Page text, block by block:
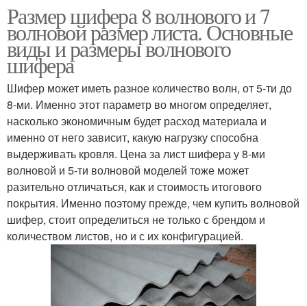
Размер шифера 8 волнового и 7
волновой размер листа. Основные
виды и размеры волнового
шифера
Шифер может иметь разное количество волн, от 5-ти до
8-ми. Именно этот параметр во многом определяет,
насколько экономичным будет расход материала и
именно от него зависит, какую нагрузку способна
выдерживать кровля. Цена за лист шифера у 8-ми
волновой и 5-ти волновой моделей тоже может
разительно отличаться, как и стоимость итогового
покрытия. Именно поэтому прежде, чем купить волновой
шифер, стоит определиться не только с брендом и
количеством листов, но и с их конфигурацией.